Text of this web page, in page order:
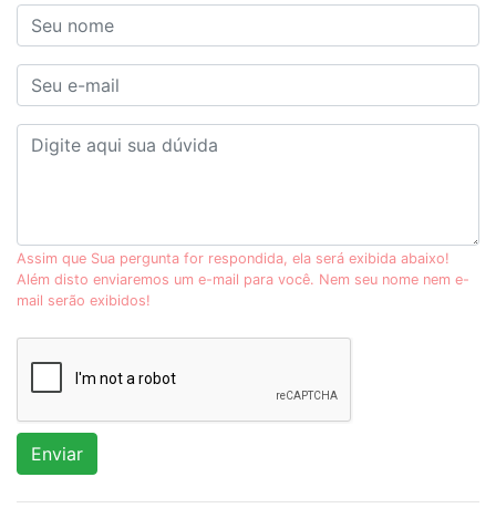
Assim que Sua pergunta for respondida, ela será exibida abaixo!
Além disto enviaremos um e-mail para você. Nem seu nome nem e-
mail serão exibidos!
Enviar